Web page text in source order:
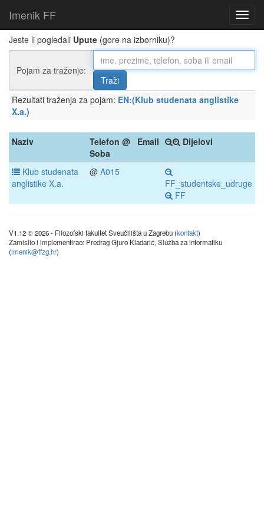
Imenik FF
Jeste li pogledali Upute (gore na izborniku)?
Pojam za traženje:
Rezultati traženja za pojam: EN:(Klub studenata anglistike
X.a.)
Naziv
Telefon @
Soba
Email Dijelovi
Klub studenata
anglistike X.a.
@ A015
FF_studentske_udruge
FF
V1.12 © 2026 - Filozofski fakultet Sveučilišta u Zagrebu (kontakt)
Zamislio i implementirao: Predrag Gjuro Kladarić, Služba za informatiku
(imenik@ffzg.hr)